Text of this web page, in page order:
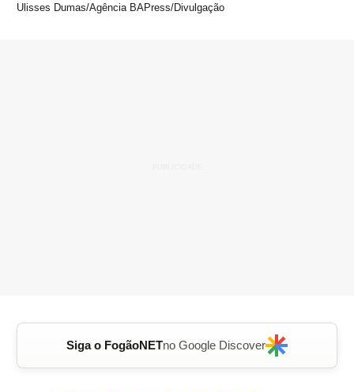
Ulisses Dumas/Agência BAPress/Divulgação
Siga o FogãoNETno Google Discover